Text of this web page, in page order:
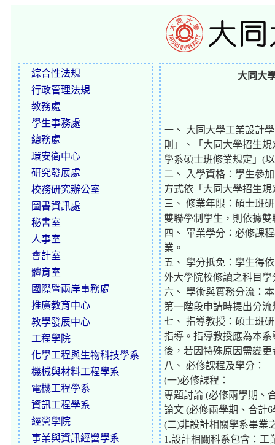
綜合性法規
行政管理法規
教務處
學生事務處
總務處
環安衛中心
研究發展處
校務研究辦公室
圖書資訊處
秘書室
人事室
會計室
體育室
國際暨兩岸事務處
推廣教育中心
教學發展中心
工程學院
化學工程與生物科技學系
機械與材料工程學系
電機工程學系
資訊工程學系
經營學院
事業與資訊經營學系
大同大
一、 大同大學工業設計
則」、「大同大學招生
學系碩士班修業規定」(
二、 入學資格：學生參
方式依「大同大學招生規
三、 修業年限：碩士班
雙聯學制學生，則依據
四、 畢業學分：必修課
業。
五、 學分抵免：學生得
外大學院校修讀之科目
六、 學術與實務分流：
第一階段申請時提出分
七、 指導教授：碩士班
指導。指導教授應為本
後，若因特殊原因需變
八、 必修課程及學分：
(一)必修課程：
專題討論 (必修兩學期、
論文 (必修兩學期、合計6
(二)非設計相關學系畢業
1.設計相關科系包含：工